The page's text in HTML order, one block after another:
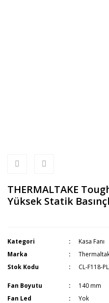
THERMALTAKE
Yüksek Statik
Kategori
Kasa Fanı
Marka
Stok Kodu
CL-F118-
Fan Boyutu
140 mm
Fan Led
Yok